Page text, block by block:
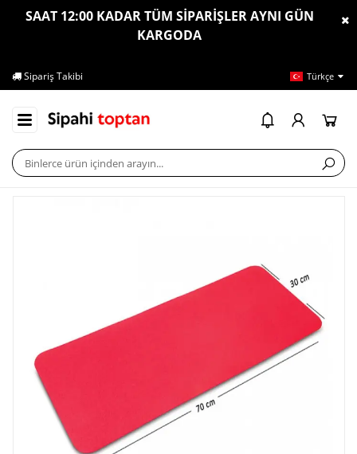
SAAT 12:00 KADAR TÜM SİPARİŞLER AYNI GÜN
KARGODA
Sipariş Takibi Türkçe